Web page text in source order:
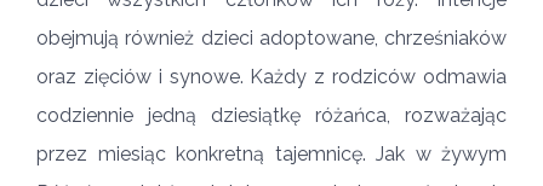
obejmują również dzieci adoptowane, chrześniaków
oraz zięciów i synowe. Każdy z rodziców odmawia
codziennie jedną dziesiątkę różańca, rozważając
przez miesiąc konkretną tajemnicę. Jak w żywym